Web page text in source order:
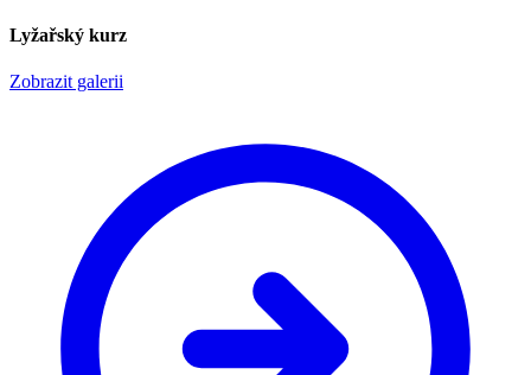
Lyžařský kurz
Zobrazit galerii